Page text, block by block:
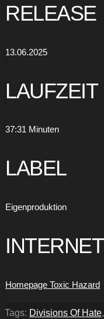
RELEASE
13.06.2025
LAUFZEIT
37:31 Minuten
LABEL
Eigenproduktion
INTERNET
Homepage Toxic Hazard
Tags: Divisions Of Hate,